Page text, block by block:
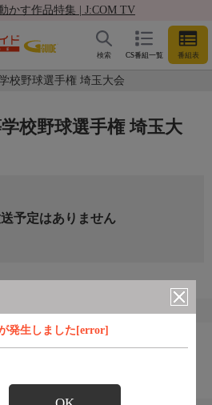
かす作品特集 | J:COM TV
CS番組一覧 番組表
検索
校野球選手権 埼玉大会
発生しました[error]
校野球選手権 埼玉大
予定はありません
番組